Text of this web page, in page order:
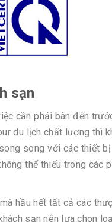
sạn
cần phải bàn đến
du lịch chất lượng thì
song với các thiết
thể thiếu trong các
hầu hết tất cả các
sạn nên lựa chọn